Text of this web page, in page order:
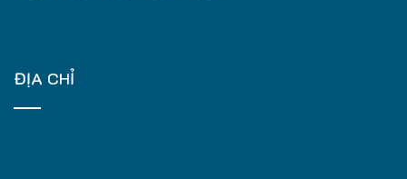
ĐỊA CHỈ